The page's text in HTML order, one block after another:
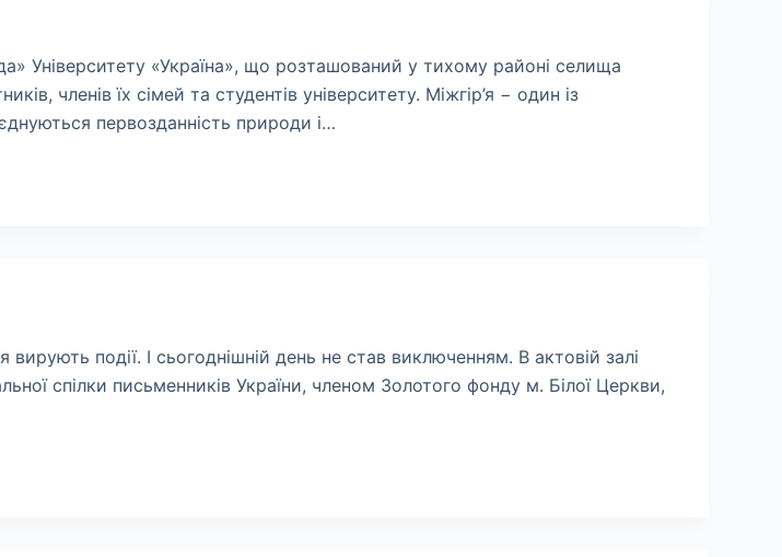
Університету «Україна», що розташований у тихому районі селища
членів їх сімей та студентів університету. Міжгір’я − один із
первозданність природи і…
події. І сьогоднішній день не став виключенням. В актовій залі
спілки письменників України, членом Золотого фонду м. Білої Церкви,